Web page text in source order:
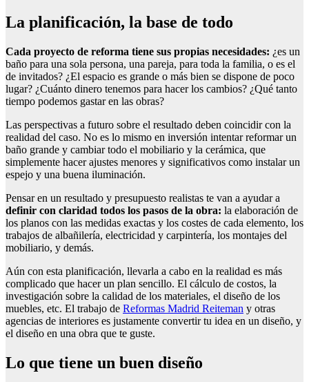
La planificación, la base de todo
Cada proyecto de reforma tiene sus propias necesidades: ¿es un
baño para una sola persona, una pareja, para toda la familia, o es el
de invitados? ¿El espacio es grande o más bien se dispone de poco
lugar? ¿Cuánto dinero tenemos para hacer los cambios? ¿Qué tanto
tiempo podemos gastar en las obras?
Las perspectivas a futuro sobre el resultado deben coincidir con la
realidad del caso. No es lo mismo en inversión intentar reformar un
baño grande y cambiar todo el mobiliario y la cerámica, que
simplemente hacer ajustes menores y significativos como instalar un
espejo y una buena iluminación.
Pensar en un resultado y presupuesto realistas te van a ayudar a
definir con claridad todos los pasos de la obra: la elaboración de
los planos con las medidas exactas y los costes de cada elemento, los
trabajos de albañilería, electricidad y carpintería, los montajes del
mobiliario, y demás.
Aún con esta planificación, llevarla a cabo en la realidad es más
complicado que hacer un plan sencillo. El cálculo de costos, la
investigación sobre la calidad de los materiales, el diseño de los
muebles, etc. El trabajo de Reformas Madrid Reiteman y otras
agencias de interiores es justamente convertir tu idea en un diseño, y
el diseño en una obra que te guste.
Lo que tiene un buen diseño